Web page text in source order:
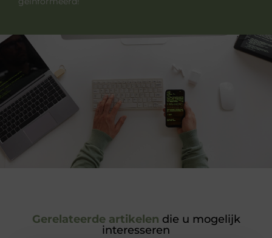
Gerelateerde artikelen die u mogelijk
interesseren